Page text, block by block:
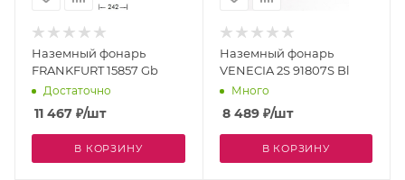
Наземный фонарь
FRANKFURT 15857 Gb
Достаточно
11 467 ₽/шт
В КОРЗИНУ
Наземный фонарь
VENECIA 2S 91807S Bl
Много
8 489₽/шт
В КОРЗИНУ